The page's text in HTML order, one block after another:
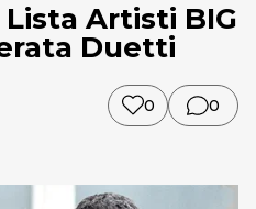
Lista Artisti BIG
Duetti
0 0